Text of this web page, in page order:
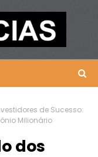
de Sucesso:
Milionário
dos